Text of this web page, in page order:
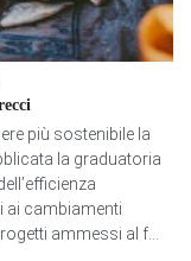
più sostenibile la
la graduatoria
ai cambiamenti
ammessi al f...